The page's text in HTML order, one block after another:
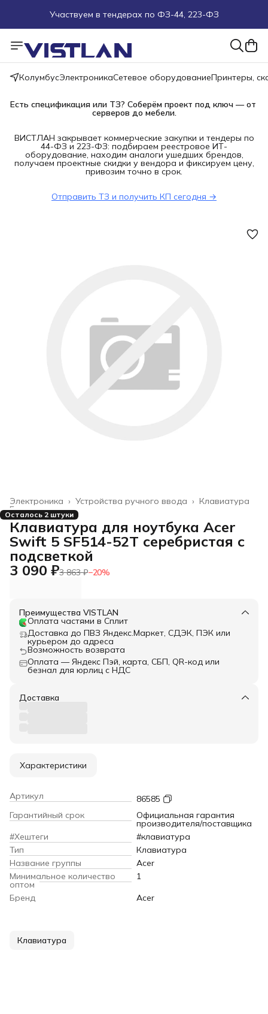
Участвуем в тендерах по ФЗ-44, 223-ФЗ
Поможем подобрать оборудование под ТЗ
Пуско-наладочные работы
Пришлите запрос на e-mail или в чат
КолумбусЭлектроникаСетевое оборудованиеПринтеры,
Есть спецификация или ТЗ? Соберём проект под ключ — от
серверов до мебели.
ВИСТЛАН закрывает коммерческие закупки и тендеры по
44-ФЗ и 223-ФЗ: подбираем реестровое ИТ-
оборудование, находим аналоги ушедших брендов,
получаем проектные скидки у вендора и фиксируем цену,
привозим точно в срок.
Отправить ТЗ и получить КП сегодня →
Клавиатура
Устройства ручного ввода ›
Электроника ›
Главная ›
Осталось 2 штуки
Клавиатура для ноутбука Acer
Swift 5 SF514-52T серебристая с
подсветкой
3 090 ₽3 863 ₽−20%
Преимущества VISTLAN
Оплата частями в Сплит
Доставка до ПВЗ Яндекс.Маркет, СДЭК, ПЭК или
курьером до адреса
Возможность возврата
Оплата — Яндекс Пэй, карта, СБП, QR-код или
безнал для юрлиц с НДС
Доставка
Характеристики
Артикул
86585
Гарантийный срок
Официальная гарантия
производителя/поставщика
#Хештеги
#клавиатура
Тип
Клавиатура
Название группы
Acer
Минимальное количество
оптом
1
Бренд
Acer
Клавиатура